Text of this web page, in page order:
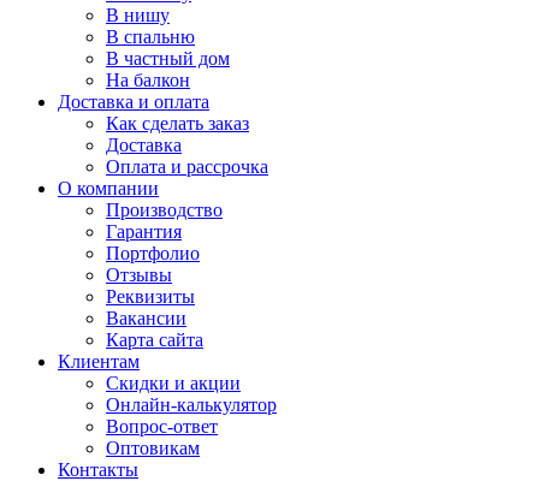
В нишу
В спальню
В частный дом
На балкон
Доставка и оплата
Как сделать заказ
Доставка
Оплата и рассрочка
О компании
Производство
Гарантия
Портфолио
Отзывы
Реквизиты
Вакансии
Карта сайта
Клиентам
Скидки и акции
Онлайн-калькулятор
Вопрос-ответ
Оптовикам
Контакты